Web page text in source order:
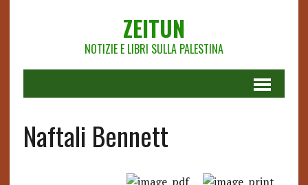
ZEITUN
NOTIZIE E LIBRI SULLA PALESTINA
Naftali Bennett